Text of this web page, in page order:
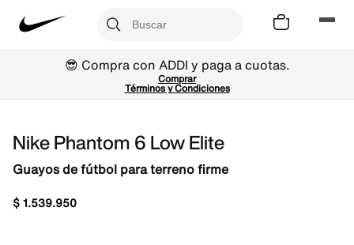
😎 Compra con ADDI y paga a cuotas.
Comprar
Términos y Condiciones
Nike Phantom 6 Low Elite
Guayos de fútbol para terreno firme
$1.539.950